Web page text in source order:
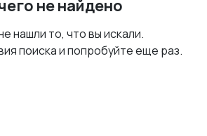
не найдено
нашли то, что вы искали.
поиска и попробуйте еще раз.